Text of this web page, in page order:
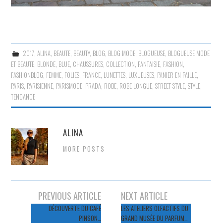
2017, ALINA, BEAUTE, BEAUTY, BLOG, BLOG MODE, BLOGUEUSE, BLOGUEUSE MODE
ET BEAUTE, BLONDE, BLUE, CHAUSSURES, COLLECTION, FANTAISIE, FASHION,
FASHIONBLOG, FEMME, FOLIES, FRANCE, LUNETTES, LUXUEUSES, PANIER EN PAILLE,
PARIS, PARISIENNE, PARISMODE, PRADA, ROBE, ROBE LONGUE,STREET STYLE,STYLE,
TENDANCE
ALINA
MORE POSTS
Navigation
PREVIOUS ARTICLE
DÉCOUVERTE DU CAFÉ
PINSON…
NEXT ARTICLE
LES ATELIERS OLFACTIFS DU
GRAND MUSÉE DU PARFUM…